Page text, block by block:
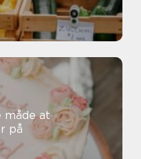
måde at
på